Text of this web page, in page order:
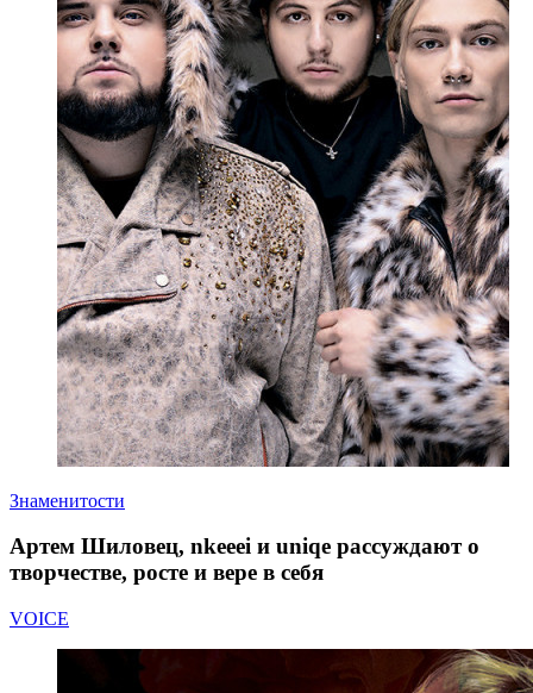
Знаменитости
Артем Шиловец, nkeeei и uniqe рассуждают о
творчестве, росте и вере в себя
VOICE